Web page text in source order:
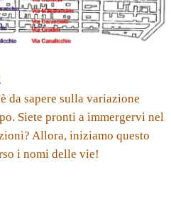
da sapere sulla variazione
Siete pronti a immergervi nel
Allora, iniziamo questo
i nomi delle vie!